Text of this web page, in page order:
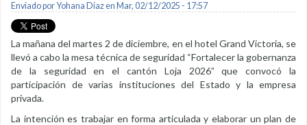
Enviado porYohana Diazen Mar, 02/12/2025 - 17:57
La mañana del martes 2 de diciembre, en el hotel Grand Victoria, se
llevó a cabo la mesa técnica de seguridad “Fortalecer la gobernanza
de la seguridad en el cantón Loja 2026” que convocó la
participación de varias instituciones del Estado y la empresa
privada.
La intención es trabajar en forma articulada y elaborar un plan de